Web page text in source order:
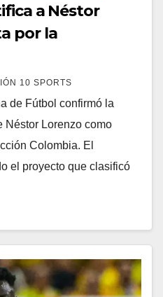
a Néstor
por la
10 SPORTS
de Fútbol confirmó la
Néstor Lorenzo como
Colombia. El
el proyecto que clasificó